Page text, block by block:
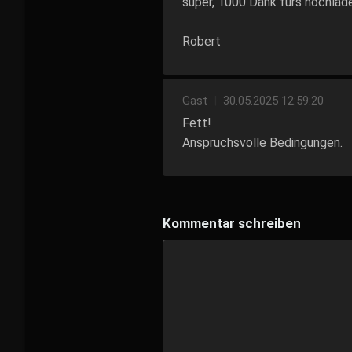
Robert
Gast 30.05.2025 12:59:20
Fett!
Anspruchsvolle Bedingungen.
Kommentar schreiben